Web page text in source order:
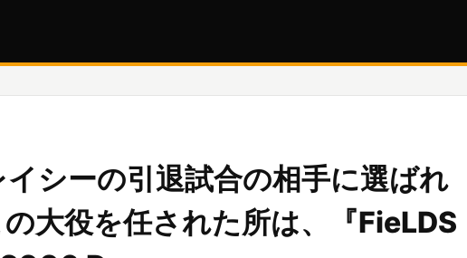
シーの引退試合の相手に選ばれ
大役を任された所は、『FieLDS